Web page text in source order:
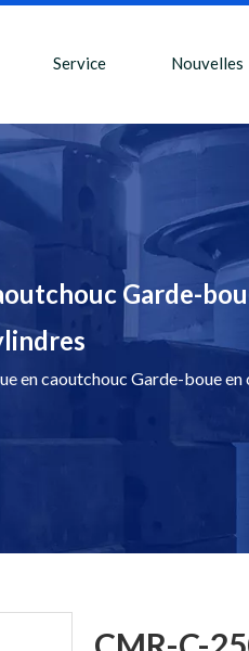
Service Nouvelles
Garde-
en caoutchouc Garde-boue